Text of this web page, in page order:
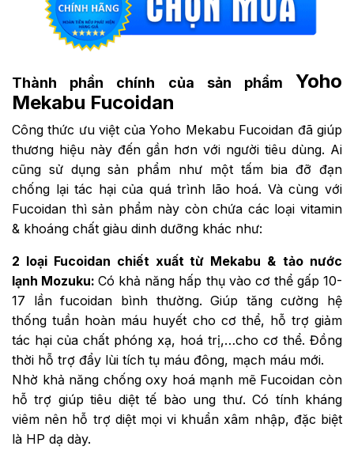
Thành phần chính của sản phẩm Yoho
Mekabu Fucoidan
Công thức ưu việt của Yoho Mekabu Fucoidan đã giúp
thương hiệu này đến gần hơn với người tiêu dùng. Ai
cũng sử dụng sản phẩm như một tấm bia đỡ đạn
chống lại tác hại của quá trình lão hoá. Và cùng với
Fucoidan thì sản phẩm này còn chứa các loại vitamin
& khoáng chất giàu dinh dưỡng khác như:
2 loại Fucoidan chiết xuất từ Mekabu & tảo nước
lạnh Mozuku:Có khả năng hấp thụ vào cơ thể gấp 10-
17 lần fucoidan bình thường. Giúp tăng cường hệ
thống tuần hoàn máu huyết cho cơ thể, hỗ trợ giảm
tác hại của chất phóng xạ, hoá trị,…cho cơ thể. Đồng
thời hỗ trợ đẩy lùi tích tụ máu đông, mạch máu mới.
Nhờ khả năng chống oxy hoá mạnh mẽ Fucoidan còn
hỗ trợ giúp tiêu diệt tế bào ung thư. Có tính kháng
viêm nên hỗ trợ diệt mọi vi khuẩn xâm nhập, đặc biệt
là HP dạ dày.